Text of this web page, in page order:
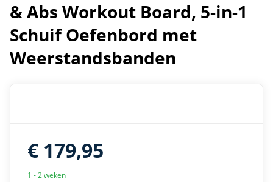
& Abs Workout Board, 5-in-1
Schuif Oefenbord met
Weerstandsbanden
€ 179,95
1 - 2 weken